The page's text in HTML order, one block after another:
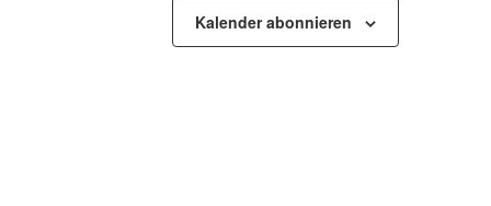
Kalender abonnieren